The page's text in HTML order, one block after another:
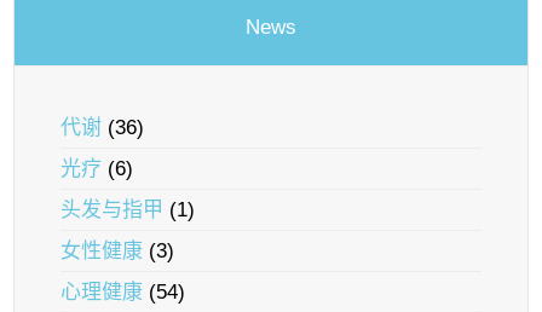
News
代谢 (36)
光疗 (6)
头发与指甲 (1)
女性健康 (3)
心理健康 (54)